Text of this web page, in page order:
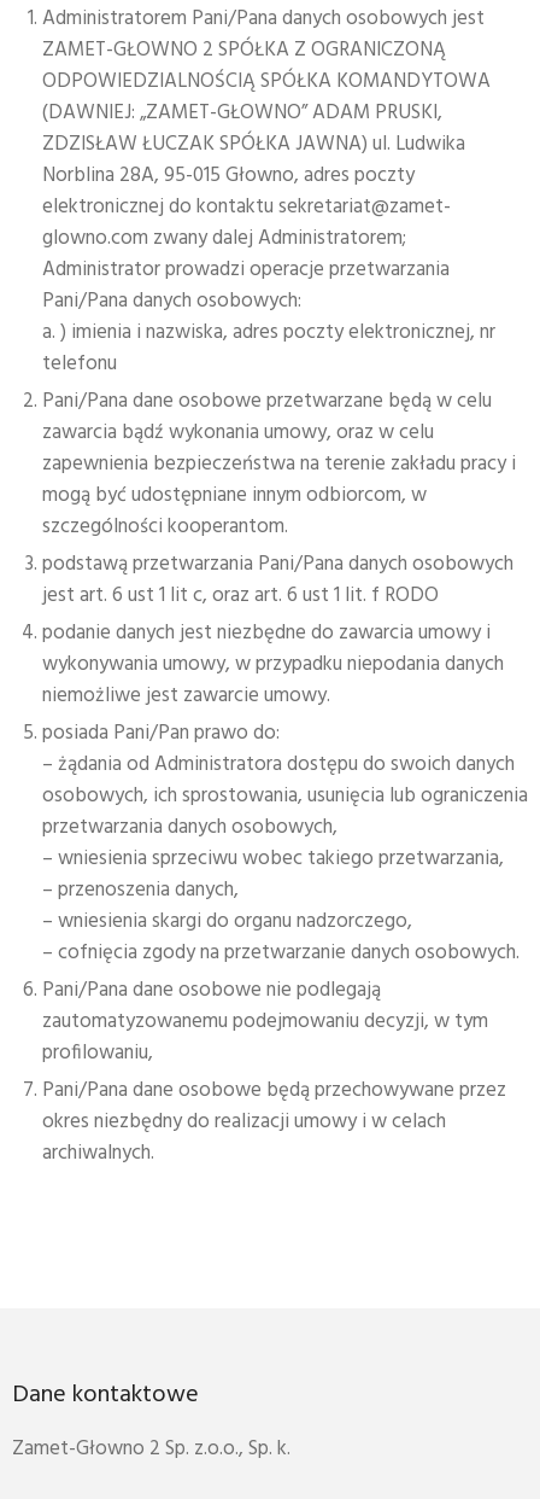
Administratorem Pani/Pana danych osobowych jest
ZAMET-GŁOWNO 2 SPÓŁKA Z OGRANICZONĄ
ODPOWIEDZIALNOŚCIĄ SPÓŁKA KOMANDYTOWA
(DAWNIEJ: „ZAMET-GŁOWNO” ADAM PRUSKI,
ZDZISŁAW ŁUCZAK SPÓŁKA JAWNA) ul. Ludwika
Norblina 28A, 95-015 Głowno, adres poczty
elektronicznej do kontaktu sekretariat@zamet-
glowno.com zwany dalej Administratorem;
Administrator prowadzi operacje przetwarzania
Pani/Pana danych osobowych:
a. ) imienia i nazwiska, adres poczty elektronicznej, nr
telefonu
Pani/Pana dane osobowe przetwarzane będą w celu
zawarcia bądź wykonania umowy, oraz w celu
zapewnienia bezpieczeństwa na terenie zakładu pracy i
mogą być udostępniane innym odbiorcom, w
szczególności kooperantom.
podstawą przetwarzania Pani/Pana danych osobowych
jest art. 6 ust 1 lit c, oraz art. 6 ust 1 lit. f RODO
podanie danych jest niezbędne do zawarcia umowy i
wykonywania umowy, w przypadku niepodania danych
niemożliwe jest zawarcie umowy.
posiada Pani/Pan prawo do:
– żądania od Administratora dostępu do swoich danych
osobowych, ich sprostowania, usunięcia lub ograniczenia
przetwarzania danych osobowych,
– wniesienia sprzeciwu wobec takiego przetwarzania,
– przenoszenia danych,
– wniesienia skargi do organu nadzorczego,
– cofnięcia zgody na przetwarzanie danych osobowych.
Pani/Pana dane osobowe nie podlegają
zautomatyzowanemu podejmowaniu decyzji, w tym
profilowaniu,
Pani/Pana dane osobowe będą przechowywane przez
okres niezbędny do realizacji umowy i w celach
archiwalnych.
Dane kontaktowe
Zamet-Głowno 2 Sp. z.o.o., Sp. k.